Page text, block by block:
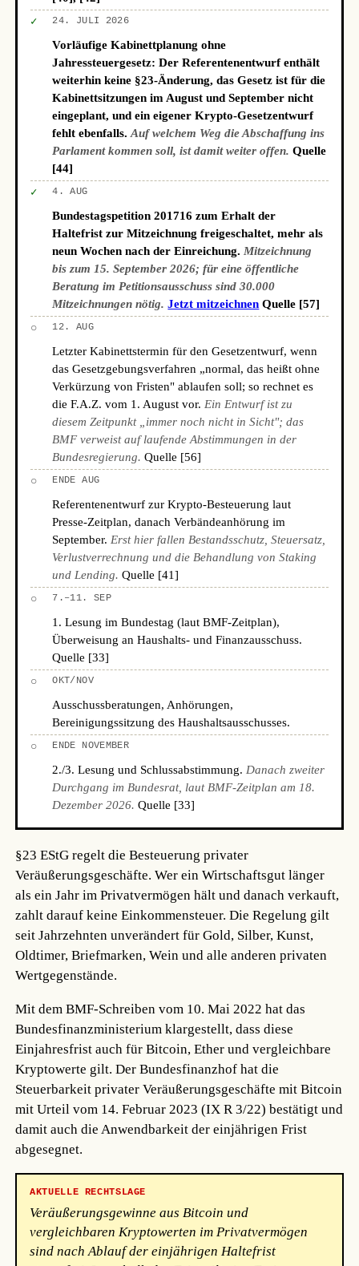
✓ 24. JULI 2026
Vorläufige Kabinettplanung ohne
Jahressteuergesetz: Der Referentenentwurf enthält
weiterhin keine §23-Änderung, das Gesetz ist für die
Kabinettsitzungen im August und September nicht
eingeplant, und ein eigener Krypto-Gesetzentwurf
fehlt ebenfalls.Auf welchem Weg die Abschaffung ins
Parlament kommen soll, ist damit weiter offen. Quelle
[44]
✓ 4. AUG
Bundestagspetition 201716 zum Erhalt der
Haltefrist zur Mitzeichnung freigeschaltet, mehr als
neun Wochen nach der Einreichung. Mitzeichnung
bis zum 15. September 2026; für eine öffentliche
Beratung im Petitionsausschuss sind 30.000
Mitzeichnungen nötig. Jetzt mitzeichnen Quelle [57]
○ 12. AUG
Letzter Kabinettstermin für den Gesetzentwurf, wenn
das Gesetzgebungsverfahren „normal, das heißt ohne
Verkürzung von Fristen" ablaufen soll; so rechnet es
die F.A.Z. vom 1. August vor. Ein Entwurf ist zu
diesem Zeitpunkt „immer noch nicht in Sicht"; das
BMF verweist auf laufende Abstimmungen in der
Bundesregierung. Quelle [56]
○ ENDE AUG
Referentenentwurf zur Krypto-Besteuerung laut
Presse-Zeitplan, danach Verbändeanhörung im
September. Erst hier fallen Bestandsschutz, Steuersatz,
Verlustverrechnung und die Behandlung von Staking
und Lending. Quelle [41]
○ 7.–11. SEP
1. Lesung im Bundestag (laut BMF-Zeitplan),
Überweisung an Haushalts- und Finanzausschuss.
Quelle [33]
○ OKT/NOV
Ausschussberatungen, Anhörungen,
Bereinigungssitzung des Haushaltsausschusses.
○ ENDE NOVEMBER
2./3. Lesung und Schlussabstimmung. Danach zweiter
Durchgang im Bundesrat, laut BMF-Zeitplan am 18.
Dezember 2026. Quelle [33]
§23 EStG regelt die Besteuerung privater
Veräußerungsgeschäfte. Wer ein Wirtschaftsgut länger
als ein Jahr im Privatvermögen hält und danach verkauft,
zahlt darauf keine Einkommensteuer. Die Regelung gilt
seit Jahrzehnten unverändert für Gold, Silber, Kunst,
Oldtimer, Briefmarken, Wein und alle anderen privaten
Wertgegenstände.
Mit dem BMF-Schreiben vom 10. Mai 2022 hat das
Bundesfinanzministerium klargestellt, dass diese
Einjahresfrist auch für Bitcoin, Ether und vergleichbare
Kryptowerte gilt. Der Bundesfinanzhof hat die
Steuerbarkeit privater Veräußerungsgeschäfte mit Bitcoin
mit Urteil vom 14. Februar 2023 (IX R 3/22) bestätigt und
damit auch die Anwendbarkeit der einjährigen Frist
abgesegnet.
AKTUELLE RECHTSLAGE
Veräußerungsgewinne aus Bitcoin und
vergleichbaren Kryptowerten im Privatvermögen
sind nach Ablauf der einjährigen Haltefrist